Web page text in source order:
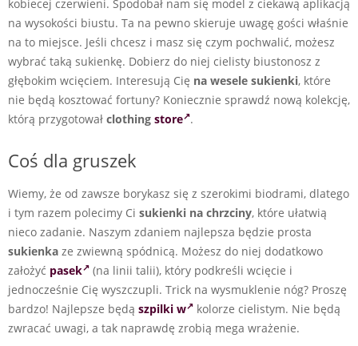
kobiecej czerwieni. Spodobał nam się model z ciekawą aplikacją
na wysokości biustu. Ta na pewno skieruje uwagę gości właśnie
na to miejsce. Jeśli chcesz i masz się czym pochwalić, możesz
wybrać taką sukienkę. Dobierz do niej cielisty biustonosz z
głębokim wcięciem. Interesują Cię na wesele sukienki, które
nie będą kosztować fortuny? Koniecznie sprawdź nową kolekcję,
którą przygotował clothing store .
Coś dla gruszek
Wiemy, że od zawsze borykasz się z szerokimi biodrami, dlatego
i tym razem polecimy Ci sukienki na chrzciny, które ułatwią
nieco zadanie. Naszym zdaniem najlepsza będzie prosta
sukienka ze zwiewną spódnicą. Możesz do niej dodatkowo
założyć pasek
(na linii talii), który podkreśli wcięcie i
jednocześnie Cię wyszczupli. Trick na wysmuklenie nóg? Proszę
bardzo! Najlepsze będą szpilki w
kolorze cielistym. Nie będą
zwracać uwagi, a tak naprawdę zrobią mega wrażenie.